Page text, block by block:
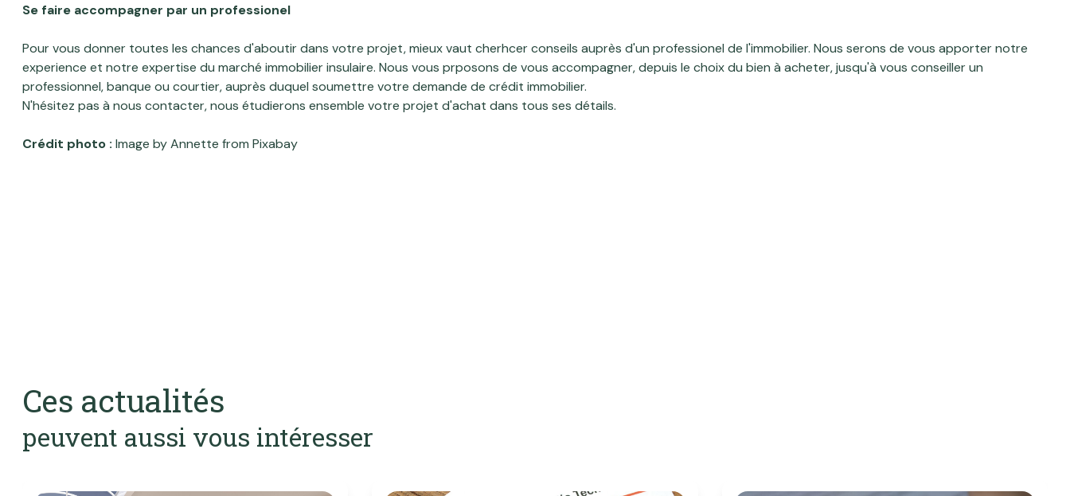
Se faire accompagner par un professionel
Pour vous donner toutes les chances d'aboutir dans votre projet, mieux vaut cherhcer conseils auprès d'un professionel de l'immobilier. Nous serons de vous apporter notre
experience et notre expertise du marché immobilier insulaire. Nous vous prposons de vous accompagner, depuis le choix du bien à acheter, jusqu'à vous conseiller un
professionnel, banque ou courtier, auprès duquel soumettre votre demande de crédit immobilier.
N'hésitez pas à nous contacter, nous étudierons ensemble votre projet d'achat dans tous ses détails.
Crédit photo : Image byAnnette from Pixabay
Ces actualités
peuvent aussi vous intéresser